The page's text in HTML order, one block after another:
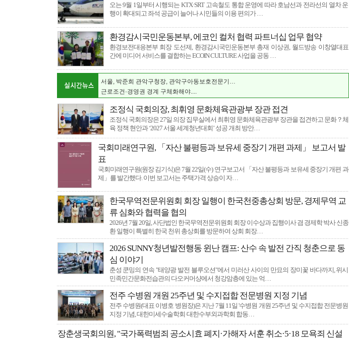
오는 9월 1일부터 시행되는 KTX·SRT 고속철도 통합 운영에 따라 호남선과 전라선의 열차 운
행이 확대되고 좌석 공급이 늘어나 시민들의 이용 편의가 …
환경감시국민운동본부, 에코인 컬처 협력 파트너십 업무 협약
환경보전대응본부 회장 도선제, 환경감시국민운동본부 총재 이상권, 월드방송 이창열대표
간에 미디어 서비스를 결합하는 ECOIN CULTURE 사업을 공동 …
국토외곽 먼섬 지원 특별법 개정 및 섬 특별자치…
환경을 입고 예술을 담다…
"지역 인재들의 빛나는 내일을 밝히는 장학기금 …
서울, 박준희 관악구청장, 관악구아동보호전문기…
근로조건·경영권 경계 구체화해야....
민형배 전남광주특별시장, 고용노동부 장관에 여…
여수서 제7회 섬의 날 연다
식품 식중독균 복합오염, 계절보다 위생관리가 더…
국토외곽 먼섬 지원 특별법 개정 및 섬 특별자치…
환경을 입고 예술을 담다…
"지역 인재들의 빛나는 내일을 밝히는 장학기금 …
조정식 국회의장, 최휘영 문화체육관광부 장관 접견
조정식 국회의장은 27일 의장 집무실에서 최휘영 문화체육관광부 장관을 접견하고 문화？체
육 정책 현안과 ‘2027 서울 세계청년대회’ 성공 개최 방안…
국회미래연구원, 「자산 불평등과 보유세 중장기 개편 과제」 보고서 발
표
국회미래연구원(원장 김기식)은 7월 22일(수) 연구보고서 「자산 불평등과 보유세 중장기 개편 과
제」를 발간했다. 이번 보고서는 주택가격 상승이 자…
한국무역전문위원회 회장 일행이 한국천중총상회 방문, 경제무역 교
류 심화와 협력을 협의
2026년 7월 20일, 사단법인 한국무역전문위원회 회장 이수상과 집행이사 겸 경제학 박사 신종
환 일행이 특별히 한국 천위 총상회를 방문하여 상회 회장…
2026 SUNNY청년발전행동 윈난 캠프: 산수 속 발전 간직 청춘으로 동
심 이야기
춘성 쿤밍의 연속 "태양광 발전 블루오션"에서 미러산 사이의 만묘의 장미꽃 바다까지, 위시
민족민간문화전습관의 다오커머샹에서 청강암층에 있는 억…
전주 수병원 개원 25주년 및 수지접합 전문병원 지정 기념
전주 수병원(대표 이병호 병원장)은 지난 7월 11일 '수병원 개원 25주년 및 수지접합 전문병원
지정 기념, 대한미세수술학회·대한수부외과학회 합동…
장춘생국회의원, "국가폭력범죄 공소시효 폐지·가해자 서훈 취소·5·18 모욕죄 신설